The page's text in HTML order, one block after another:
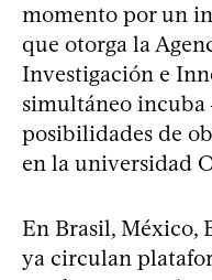
momento por un
que otorga la
Investigación e
simultáneo
posibilidades de
en la universidad
En Brasil, México,
ya circulan